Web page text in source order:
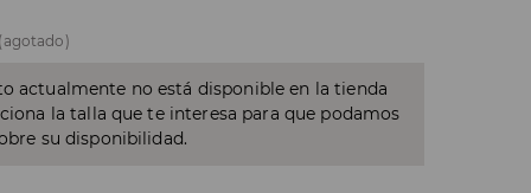
(agotado)
actualmente no está disponible en la tienda
la talla que te interesa para que podamos
su disponibilidad.